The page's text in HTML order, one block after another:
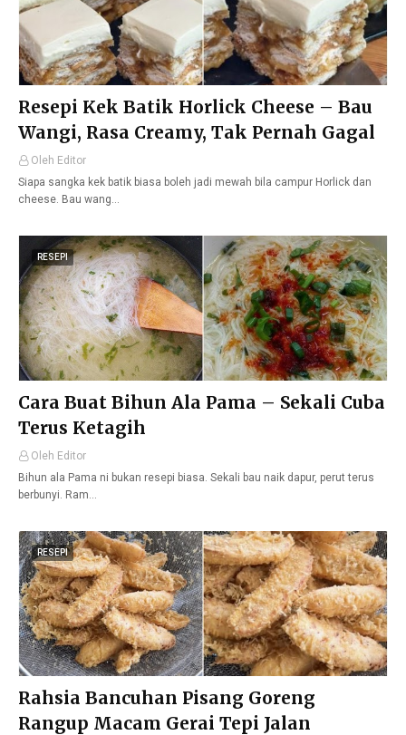
Resepi Kek Batik Horlick Cheese – Bau
Wangi, Rasa Creamy, Tak Pernah Gagal
Oleh Editor
Siapa sangka kek batik biasa boleh jadi mewah bila campur Horlick dan
cheese. Bau wang…
RESEPI
Cara Buat Bihun Ala Pama – Sekali Cuba
Terus Ketagih
Oleh Editor
Bihun ala Pama ni bukan resepi biasa. Sekali bau naik dapur, perut terus
berbunyi. Ram…
RESEPI
Rahsia Bancuhan Pisang Goreng
Rangup Macam Gerai Tepi Jalan